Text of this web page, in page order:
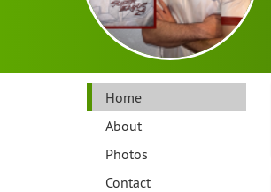
Home
About
Photos
Contact